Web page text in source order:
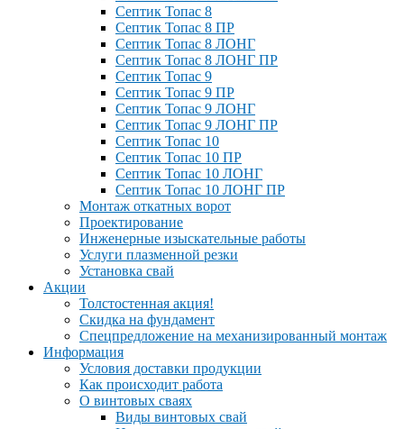
Септик Топас 8
Септик Топас 8 ПР
Септик Топас 8 ЛОНГ
Септик Топас 8 ЛОНГ ПР
Септик Топас 9
Септик Топас 9 ПР
Септик Топас 9 ЛОНГ
Септик Топас 9 ЛОНГ ПР
Септик Топас 10
Септик Топас 10 ПР
Септик Топас 10 ЛОНГ
Септик Топас 10 ЛОНГ ПР
Монтаж откатных ворот
Проектирование
Инженерные изыскательные работы
Услуги плазменной резки
Установка свай
Акции
Толстостенная акция!
Скидка на фундамент
Спецпредложение на механизированный монтаж
Информация
Условия доставки продукции
Как происходит работа
О винтовых сваях
Виды винтовых свай